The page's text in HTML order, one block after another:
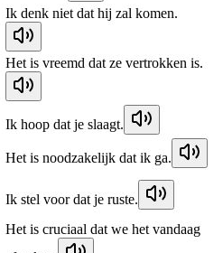
Ik denk niet dat hij zal komen.
Het is vreemd dat ze vertrokken is.
Ik hoop dat je slaagt.
Het is noodzakelijk dat ik ga.
Ik stel voor dat je ruste.
Het is cruciaal dat we het vandaag